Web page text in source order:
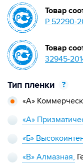
Тип пленки
?
«А»
«А»
«Б»
«В» Алмазная,
Товар
Р 52290-
Товар
32945-